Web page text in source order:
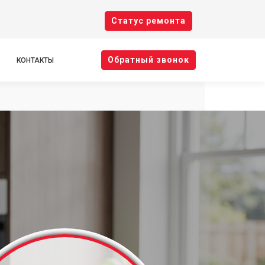
Cтатус ремонта
КОНТАКТЫ Oбратный звонок